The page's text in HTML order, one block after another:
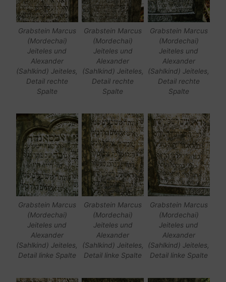
Grabstein Marcus
(Mordechai)
Jeiteles und
Alexander
(Sahlkind) Jeiteles,
Detail rechte
Spalte
Grabstein Marcus
(Mordechai)
Jeiteles und
Alexander
(Sahlkind) Jeiteles,
Detail rechte
Spalte
Grabstein Marcus
(Mordechai)
Jeiteles und
Alexander
(Sahlkind) Jeiteles,
Detail rechte
Spalte
Grabstein Marcus
(Mordechai)
Jeiteles und
Alexander
(Sahlkind) Jeiteles,
Detail linke Spalte
Grabstein Marcus
(Mordechai)
Jeiteles und
Alexander
(Sahlkind) Jeiteles,
Detail linke Spalte
Grabstein Marcus
(Mordechai)
Jeiteles und
Alexander
(Sahlkind) Jeiteles,
Detail linke Spalte